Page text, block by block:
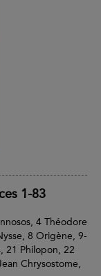
1-83
4 Théodore
8 Origène, 9-
21 Philopon, 22
Chrysostome,